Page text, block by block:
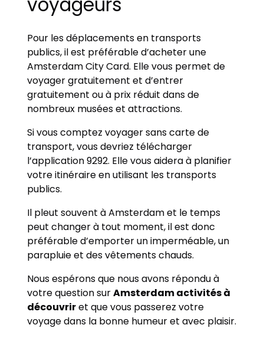
Pour les déplacements en transports
publics, il est préférable d’acheter une
Amsterdam City Card. Elle vous permet de
voyager gratuitement et d’entrer
gratuitement ou à prix réduit dans de
nombreux musées et attractions.
Si vous comptez voyager sans carte de
transport, vous devriez télécharger
l’application 9292. Elle vous aidera à planifier
votre itinéraire en utilisant les transports
publics.
Il pleut souvent à Amsterdam et le temps
peut changer à tout moment, il est donc
préférable d’emporter un imperméable, un
parapluie et des vêtements chauds.
Nous espérons que nous avons répondu à
votre question surAmsterdam activités à
découvriret que vous passerez votre
voyage dans la bonne humeur et avec plaisir.